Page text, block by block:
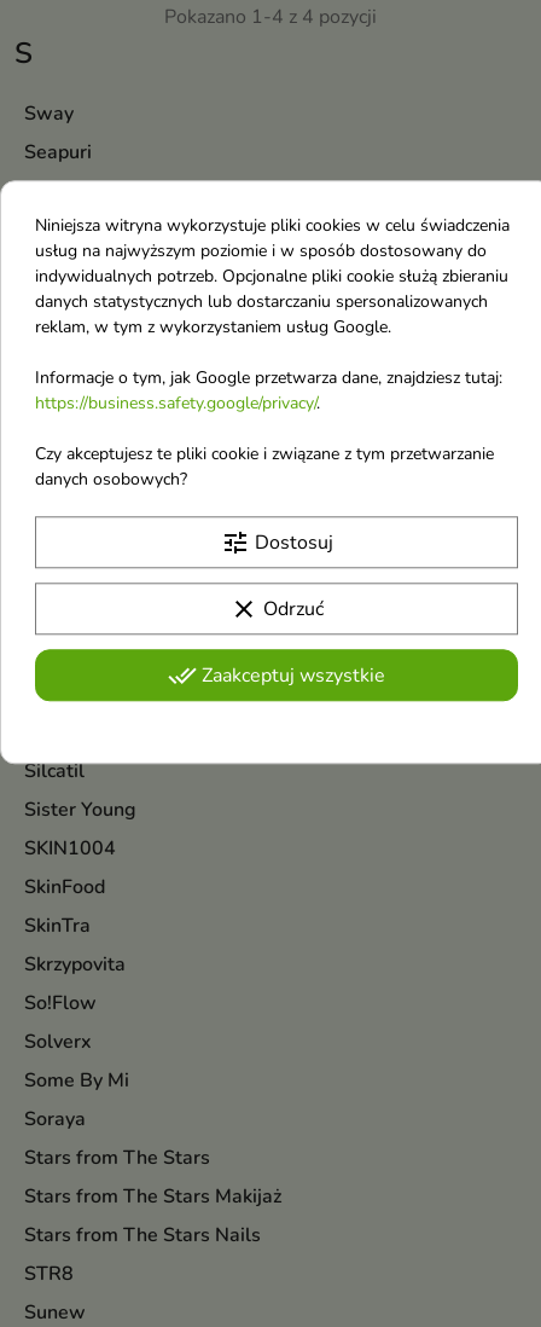
S
Sway
Seapuri
Shaishaishai
Sulsena
S.Nature
Sally Hansen
Sattva
Sessio
SheCosmetics
Shiseido
Silcatil
Sister Young
SKIN1004
SkinFood
SkinTra
Skrzypovita
So!Flow
Solverx
Some By Mi
Soraya
Stars from The Stars
Stars from The Stars Makijaż
Stars from The Stars Nails
STR8
Sunew
Pokazano 1-4 z 4 pozycji
Niniejsza witryna wykorzystuje pliki cookies w celu świadczenia
usług na najwyższym poziomie i w sposób dostosowany do
indywidualnych potrzeb. Opcjonalne pliki cookie służą zbieraniu
danych statystycznych lub dostarczaniu spersonalizowanych
reklam, w tym z wykorzystaniem usług Google.
Informacje o tym, jak Google przetwarza dane, znajdziesz tutaj:
https://business.safety.google/privacy/.
Czy akceptujesz te pliki cookie i związane z tym przetwarzanie
danych osobowych?
tune Dostosuj
clear Odrzuć
done_allZaakceptuj wszystkie